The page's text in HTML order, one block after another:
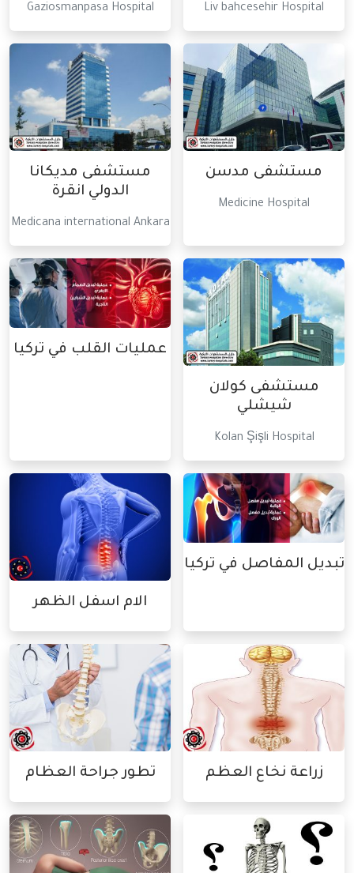
Liv bahcesehir Hospital
Gaziosmanpasa Hospital
مستشفى مدسن
Medicine Hospital
مستشفى مديكانا
الدولي انقرة
Medicana international Ankara
مستشفى كولان
شيشلي
Kolan Şişli Hospital
عمليات القلب في تركيا
تبديل المفاصل في تركيا
الام اسفل الظهر
زراعة نخاع العظم تطور جراحة العظام